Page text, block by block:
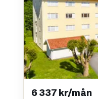
6 337 kr/mån